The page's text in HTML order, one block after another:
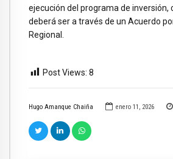
Hugo Amanque Chaiña enero 11, 2026
ejecución del programa de inversión,
deberá ser a través de un Acuerdo
Regional.
Post Views: 8